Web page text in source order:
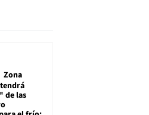
Zona
de las